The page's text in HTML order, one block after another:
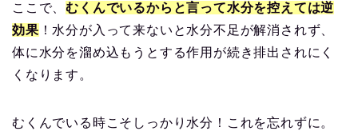
ここで、むくんでいるからと言って水分を控えては逆
効果 ！水分が入って来ないと水分不足が解消されず、
体に水分を溜め込もうとする作用が続き排出されにく
くなります。
むくんでいる時こそしっかり水分！これを忘れずに。